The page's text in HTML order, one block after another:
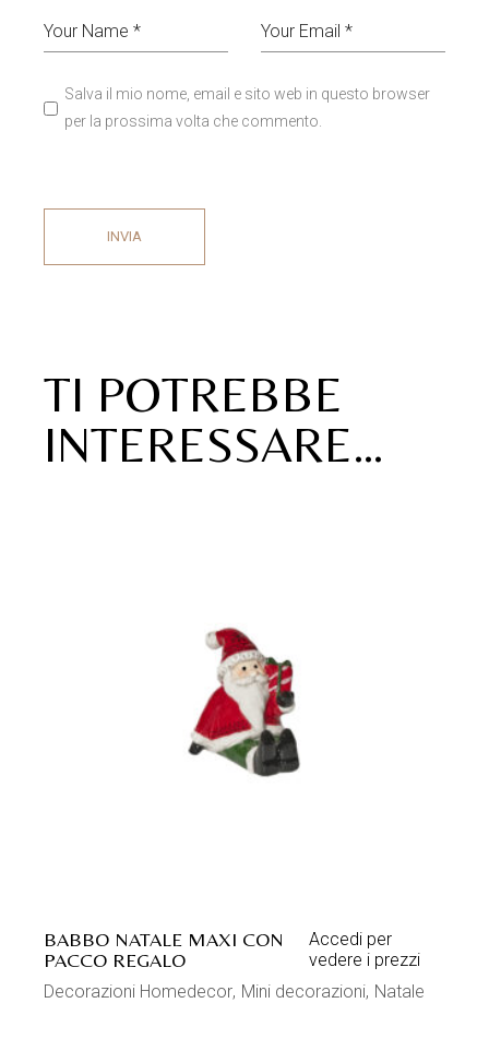
Salva il mio nome, email e sito web in questo browser
per la prossima volta che commento.
INVIA
TI POTREBBE
INTERESSARE…
BABBO NATALE MAXI CON
PACCO REGALO
Accedi per
vedere i prezzi
Decorazioni Homedecor Mini decorazioni Natale